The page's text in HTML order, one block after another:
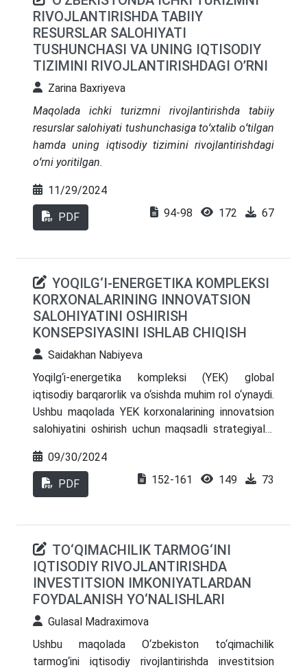
rivojlantirishning ustuvor yo‘nalishlari ko‘rsatib
berilgan. Tadqiqot natijalari inson kapitaliga
yo‘naltirilgan investitsiyalar mamlakat iqtisodiy
o‘sishi, raqobatbardoshligini oshirish va
innovatsion faollikni kuchaytirishda hal qiluvchi
RIVOJLANTIRISHDA TABIIY
RESURSLAR SALOHIYATI
TUSHUNCHASI VA UNING IQTISODIY
TIZIMINI RIVOJLANTIRISHDAGI O’RNI
Zarina Baxriyeva
Maqolada ichki turizmni rivojlantirishda tabiiy
resurslar salohiyati tushunchasiga toʻxtalib oʻtilgan
hamda uning iqtisodiy tizimini rivojlantirishdagi
oʻrni yoritilgan.
11/29/2024
PDF 94-98 172 67
YOQILG‘I-ENERGETIKA KOMPLEKSI
KORXONALARINING INNOVATSION
SALOHIYATINI OSHIRISH
KONSEPSIYASINI ISHLAB CHIQISH
Saidakhan Nabiyeva
Yoqilg‘i-energetika kompleksi (YEK) global
iqtisodiy barqarorlik va o‘sishda muhim rol o‘ynaydi.
Ushbu maqolada YEK korxonalarining innovatsion
salohiyatini oshirish uchun maqsadli strategiyalar
tendentsiyalar hamda natijalarni aks ettiruvchi
statistik ma’lumotlar bilan qo‘llab-quvvatlanadi.
09/30/2024
PDF 152-161 149 73
TO‘QIMACHILIK TARMOG‘INI
IQTISODIY RIVOJLANTIRISHDA
INVESTITSION IMKONIYATLARDAN
FOYDALANISH YO‘NALISHLARI
Gulasal Madraximova
Ushbu maqolada O‘zbekiston to‘qimachilik
tarmog‘ini iqtisodiy rivojlantirishda investitsion